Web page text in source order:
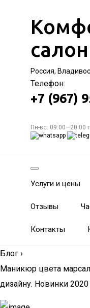
Россия,
Телефон:
+7 (967)
Пн-вс: 09:00—20:00
Услуги и цены
Отзывы
Контакты
Блог ›
Маникюр цвета
дизайну. Новинки 2020